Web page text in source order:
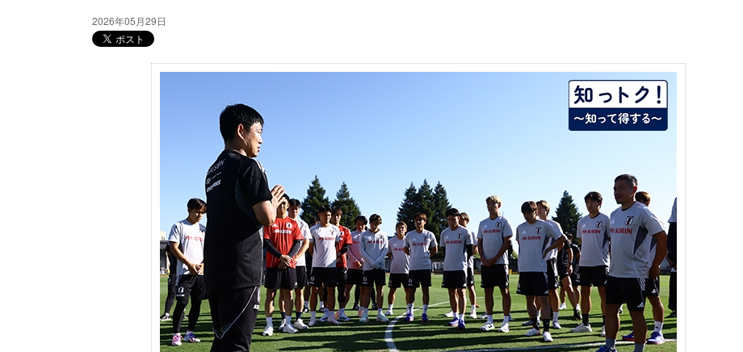
2026年05月29日